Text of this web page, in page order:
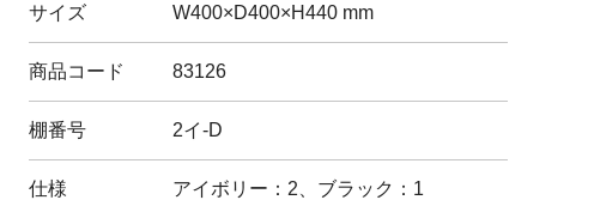
サイズ W400×D400×H440 mm
商品コード 83126
棚番号 2イ-D
仕様 アイボリー：2、ブラック：1